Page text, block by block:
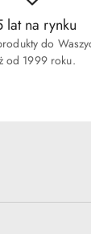
lat na rynku
do
od 1999 roku.